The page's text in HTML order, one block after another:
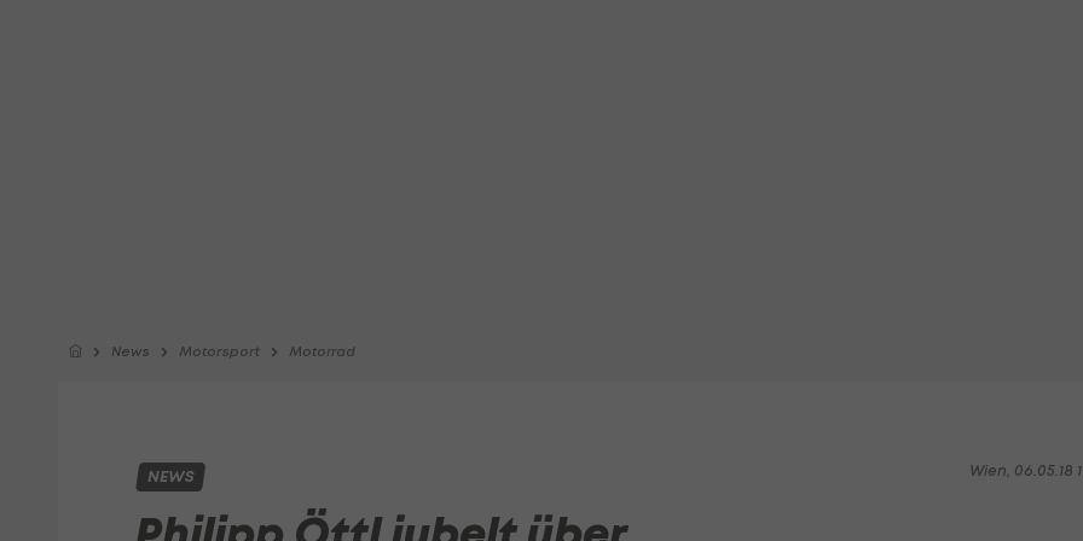
News Motorsport Motorrad
Wien, 06.05.18
NEWS